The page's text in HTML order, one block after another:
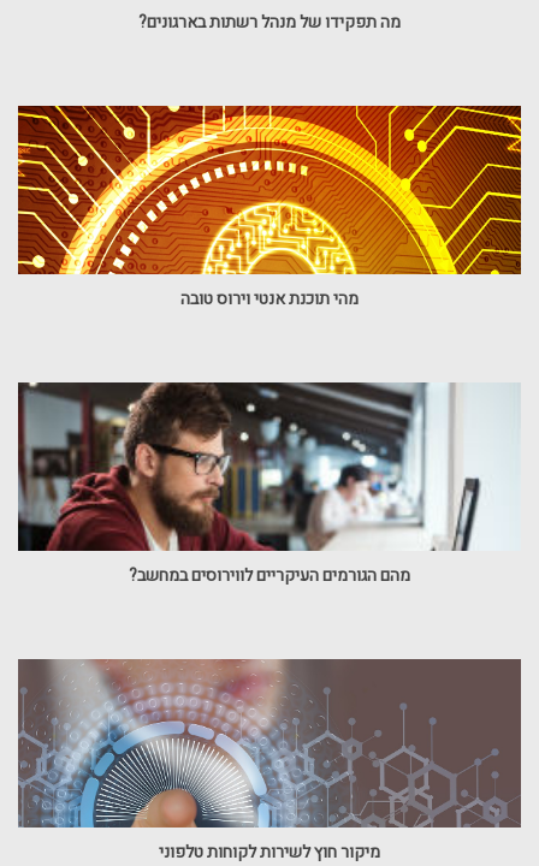
מה תפקידו של מנהל רשתות בארגונים?
מהי תוכנת אנטי וירוס טובה
מהם הגורמים העיקריים לווירוסים במחשב?
מיקור חוץ לשירות לקוחות טלפוני